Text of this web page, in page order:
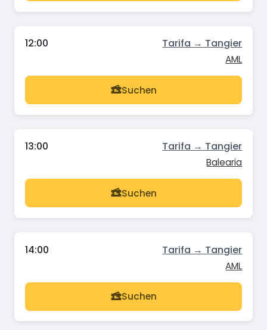
12:00 Tarifa → Tangier
AML
Suchen
13:00 Tarifa → Tangier
Balearia
Suchen
14:00 Tarifa → Tangier
AML
Suchen